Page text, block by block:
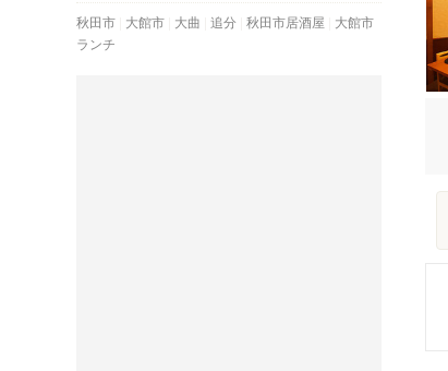
秋田市 大館市 大曲 追分 秋田市居酒屋
大館市
ランチ